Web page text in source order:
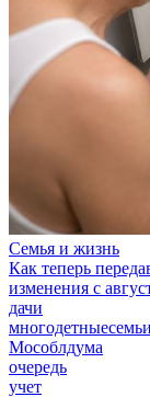
Семья и жизнь
Как теперь
изменения с
дачи
многодетныесемьи
Мособлдума
очередь
учет